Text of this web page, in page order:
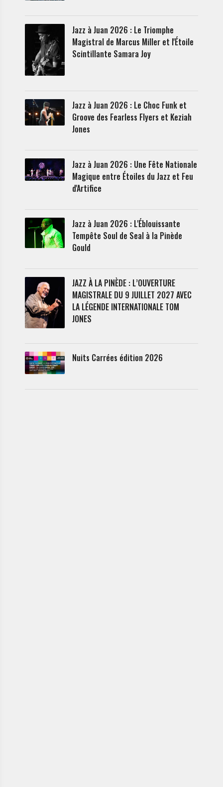
Jazz à Juan 2026 : Le Triomphe
Magistral de Marcus Miller et l'Étoile
Scintillante Samara Joy
Jazz à Juan 2026 : Le Choc Funk et
Groove des Fearless Flyers et Keziah
Jones
Jazz à Juan 2026 : Une Fête Nationale
Magique entre Étoiles du Jazz et Feu
d'Artifice
Jazz à Juan 2026 : L'Éblouissante
Tempête Soul de Seal à la Pinède
Gould
JAZZ À LA PINÈDE : L’OUVERTURE
MAGISTRALE DU 9 JUILLET 2027 AVEC
LA LÉGENDE INTERNATIONALE TOM
JONES
Nuits Carrées édition 2026